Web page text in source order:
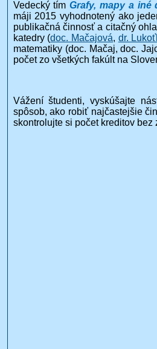
Vedecký tímGrafy, mapy a iné
máji 2015 vyhodnotený ako
publikačná činnosť a citačný
katedry (doc. Mačajová, dr.
matematiky (doc. Mačaj, doc.
počet zo všetkých fakúlt na
Vážení študenti, vyskúšajte
spôsob, ako robiť najčastejšie
skontrolujte si počet kreditov